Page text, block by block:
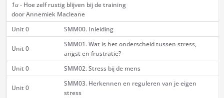
1u -Hoe zelf rustig blijven bij de training
door Annemiek Macleane
Unit 0
SMM00. Inleiding
Unit 0
SMM01. Wat is het onderscheid tussen stress,
angst en frustratie?
Unit 0
SMM02. Stress bij de mens
Unit 0
SMM03. Herkennen en reguleren van je eigen
stress